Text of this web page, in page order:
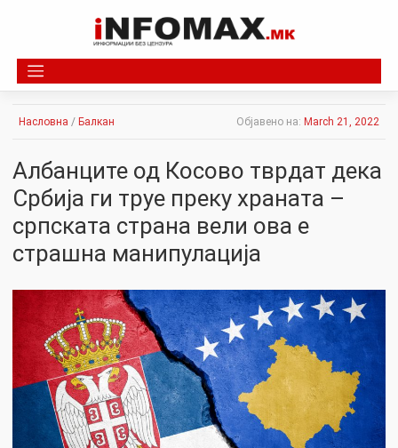
Насловна / Балкан Објавено на: March 21, 2022
Албанците од Косово тврдат дека
Србија ги труе преку храната –
српската страна вели ова е
страшна манипулација